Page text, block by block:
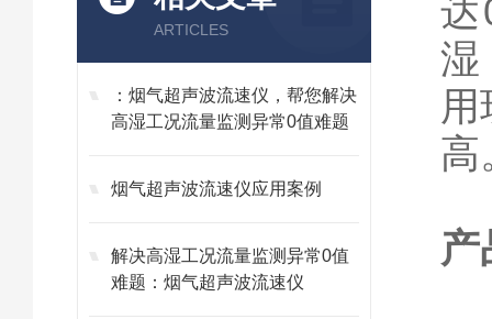
ARTICLES
：烟气超声波流速仪，帮您解决
高湿工况流量监测异常0值难题
烟气超声波流速仪应用案例
解决高湿工况流量监测异常0值
难题：烟气超声波流速仪
达
湿
高